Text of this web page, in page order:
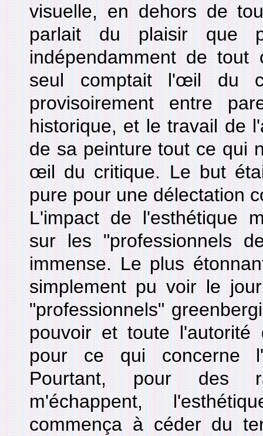
visuelle, en dehors de
parlait du plaisir que
indépendamment de tout
seul comptait l'œil du
provisoirement entre
historique, et le travail de
de sa peinture tout ce qui
œil du critique. Le but
pure pour une délectation
L'impact de l'esthétique
sur les "professionnels
immense. Le plus
simplement pu voir le
"professionnels"
pouvoir et toute
pour ce qui concerne
Pourtant, pour des
m'échappent,
commença à céder du